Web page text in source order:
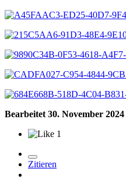
Bearbeitet 30. November 2024
1
Zitieren